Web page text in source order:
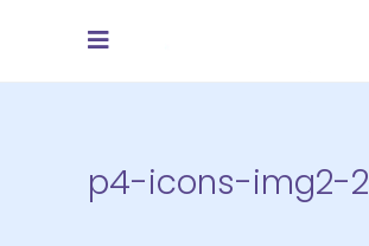
p4-icons-img2-2